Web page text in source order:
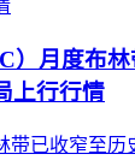
）月度布
上行行情
带已收窄至历